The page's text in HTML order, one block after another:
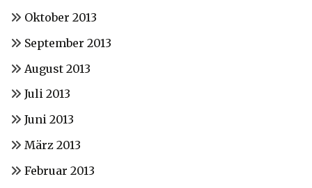
Oktober 2013
September 2013
August 2013
Juli 2013
Juni 2013
März 2013
Februar 2013